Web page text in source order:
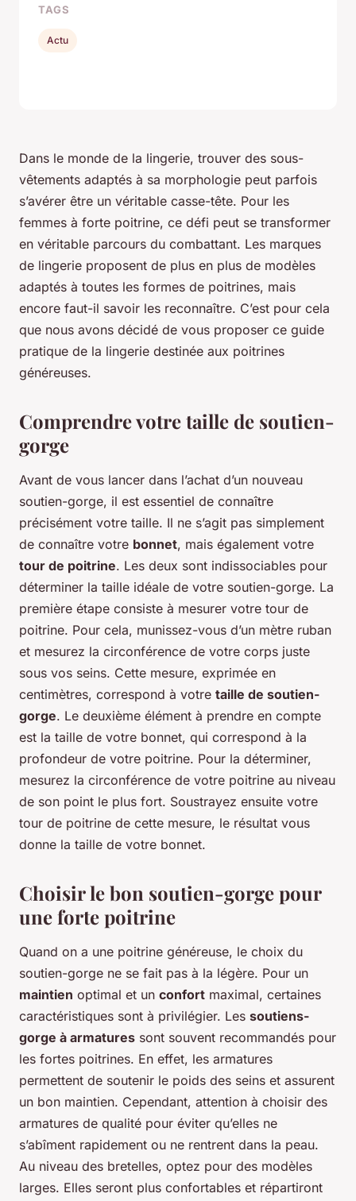
Dans le monde de la lingerie, trouver des sous-
vêtements adaptés à sa morphologie peut parfois
s’avérer être un véritable casse-tête. Pour les
femmes à forte poitrine, ce défi peut se transformer
en véritable parcours du combattant. Les marques
de lingerie proposent de plus en plus de modèles
adaptés à toutes les formes de poitrines, mais
encore faut-il savoir les reconnaître. C’est pour cela
que nous avons décidé de vous proposer ce guide
pratique de la lingerie destinée aux poitrines
généreuses.
Comprendre votre taille de soutien-
gorge
Avant de vous lancer dans l’achat d’un nouveau
soutien-gorge, il est essentiel de connaître
précisément votre taille. Il ne s’agit pas simplement
de connaître votre bonnet, mais également votre
tour de poitrine. Les deux sont indissociables pour
déterminer la taille idéale de votre soutien-gorge. La
première étape consiste à mesurer votre tour de
poitrine. Pour cela, munissez-vous d’un mètre ruban
et mesurez la circonférence de votre corps juste
sous vos seins. Cette mesure, exprimée en
centimètres, correspond à votre taille de soutien-
gorge. Le deuxième élément à prendre en compte
est la taille de votre bonnet, qui correspond à la
profondeur de votre poitrine. Pour la déterminer,
mesurez la circonférence de votre poitrine au niveau
de son point le plus fort. Soustrayez ensuite votre
tour de poitrine de cette mesure, le résultat vous
donne la taille de votre bonnet.
Choisir le bon soutien-gorge pour
une forte poitrine
Quand on a une poitrine généreuse, le choix du
soutien-gorge ne se fait pas à la légère. Pour un
maintien optimal et un confort maximal, certaines
caractéristiques sont à privilégier. Les soutiens-
gorge à armatures sont souvent recommandés pour
les fortes poitrines. En effet, les armatures
permettent de soutenir le poids des seins et assurent
un bon maintien. Cependant, attention à choisir des
armatures de qualité pour éviter qu’elles ne
s’abîment rapidement ou ne rentrent dans la peau.
Au niveau des bretelles, optez pour des modèles
larges. Elles seront plus confortables et répartiront
TAGS
Actu